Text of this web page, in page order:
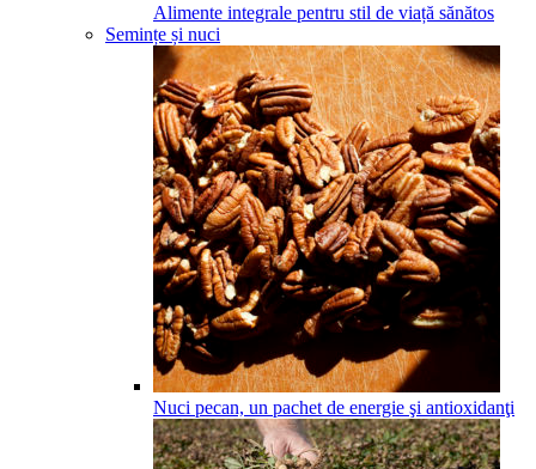
Alimente integrale pentru stil de viață sănătos
Semințe și nuci
Nuci pecan, un pachet de energie şi antioxidanţi